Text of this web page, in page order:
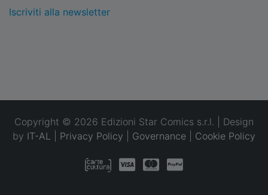
Iscriviti alla newsletter
Copyright © 2026 Edizioni Star Comics s.r.l. | Design
by IT-AL Privacy Policy Governance Cookie Policy